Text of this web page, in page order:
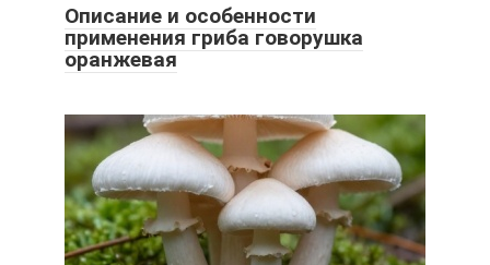
Описание и особенности
применения гриба говорушка
оранжевая